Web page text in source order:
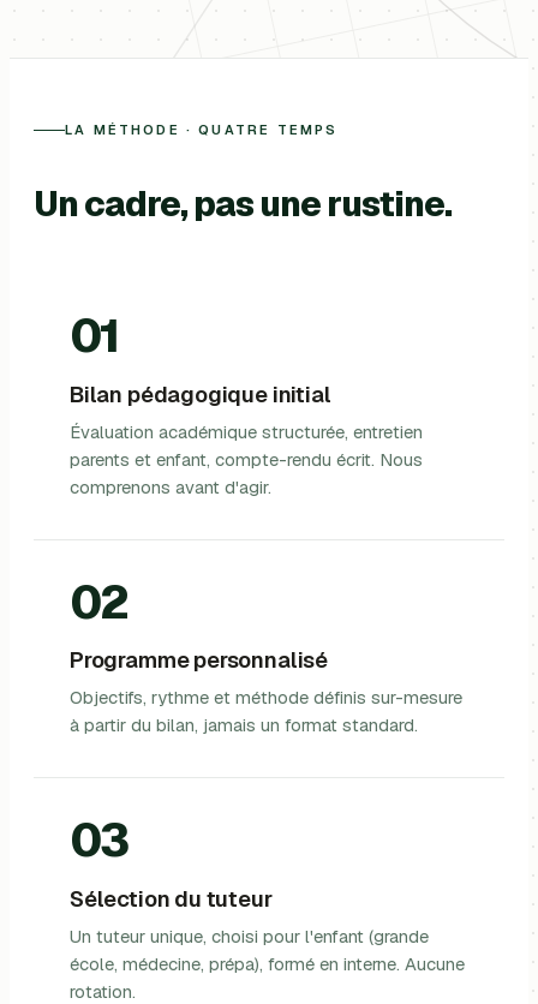
LA MÉTHODE · QUATRE TEMPS
Un cadre, pas une rustine.
01
Bilan pédagogique initial
Évaluation académique structurée, entretien
parents et enfant, compte-rendu écrit. Nous
comprenons avant d'agir.
02
Programme personnalisé
Objectifs, rythme et méthode définis sur-mesure
à partir du bilan, jamais un format standard.
03
Sélection du tuteur
Un tuteur unique, choisi pour l'enfant (grande
école, médecine, prépa), formé en interne. Aucune
rotation.